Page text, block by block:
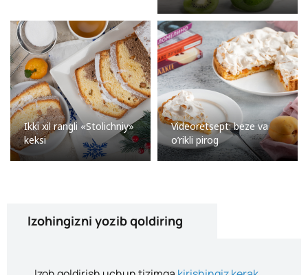
Ikki xil rangli «Stolichniy»
keksi
Videoretsept: beze va
o’rikli pirog
Izohingizni yozib qoldiring